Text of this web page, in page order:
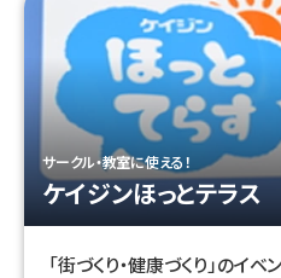
サークル・教室に使える！
ケイジンほっとテラス
「街づくり・健康づくり」のイ